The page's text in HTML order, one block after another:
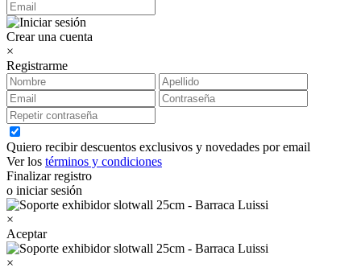
Crear una cuenta
×
Registrarme
Quiero recibir descuentos exclusivos y novedades por email
Ver los términos y condiciones
Finalizar registro
o iniciar sesión
×
Aceptar
×